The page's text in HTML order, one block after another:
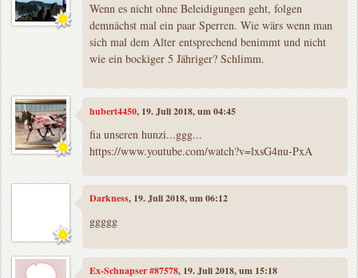
Wenn es nicht ohne Beleidigungen geht, folgen
demnächst mal ein paar Sperren. Wie wärs wenn man
sich mal dem Alter entsprechend benimmt und nicht
wie ein bockiger 5 Jähriger? Schlimm.
hubert4450, 19. Juli 2018, um 04:45
fia unseren hunzi...ggg...
https://www.youtube.com/watch?v=lxsG4nu-PxA
Darkness, 19. Juli 2018, um 06:12
ggggg
Ex-Schnapser #87578, 19. Juli 2018, um 15:18